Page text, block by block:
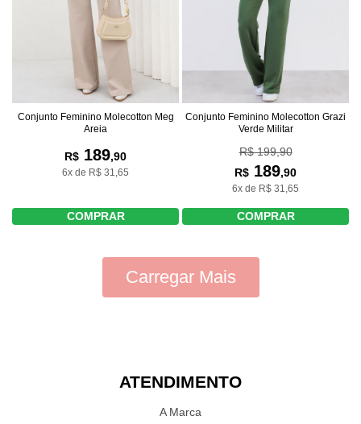
Conjunto Feminino Molecotton Meg
Areia
R$ 189,90
6x de R$ 31,65
COMPRAR
Conjunto Feminino Molecotton Grazi
Verde Militar
R$ 199,90
R$ 189,90
6x de R$ 31,65
COMPRAR
Carregar Mais
ATENDIMENTO
A Marca